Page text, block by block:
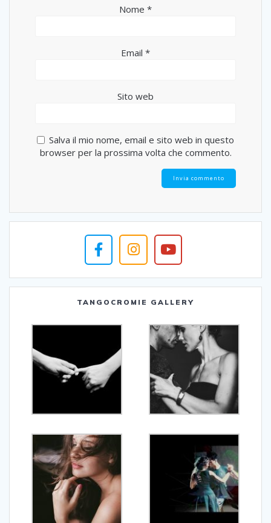
Nome *
Email *
Sito web
Salva il mio nome, email e sito web in questo
browser per la prossima volta che commento.
TANGOCROMIE GALLERY